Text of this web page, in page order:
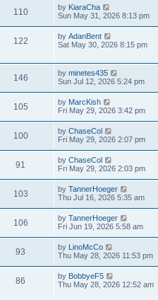
110 by KiaraCha
Sun May 31, 2026 8:13 pm
122 by AdanBent
Sat May 30, 2026 8:15 pm
146 by minetes435
Sun Jul 12, 2026 5:24 pm
105 by MarcKish
Fri May 29, 2026 3:42 pm
100 by ChaseCol
Fri May 29, 2026 2:07 pm
91 by ChaseCol
Fri May 29, 2026 2:03 pm
103 by TannerHoeger
Thu Jul 16, 2026 5:35 am
106 by TannerHoeger
Fri Jun 19, 2026 5:58 am
93 by LinoMcCo
Thu May 28, 2026 11:53 pm
86 by BobbyeF5
Thu May 28, 2026 12:52 am